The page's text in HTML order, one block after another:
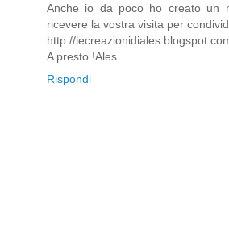
Anche io da poco ho creato un
ricevere la vostra visita per
http://
A presto !Ales
Rispondi